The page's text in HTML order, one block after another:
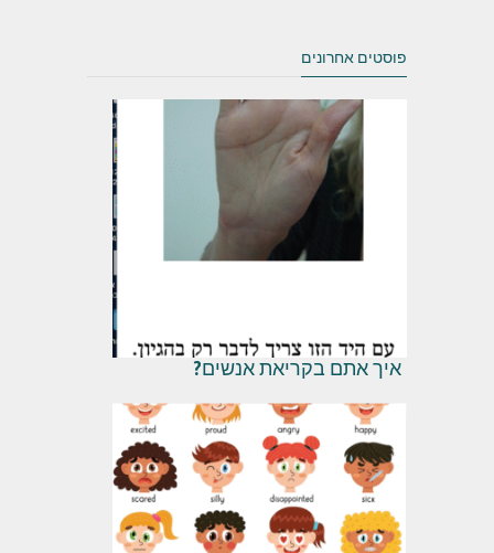
פוסטים אחרונים
איך אתם בקריאת אנשים?